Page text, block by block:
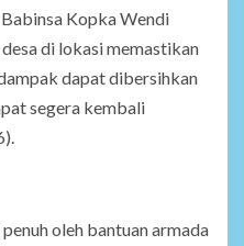
Kopka Wendi
di lokasi memastikan
dapat dibersihkan
segera kembali
oleh bantuan armada